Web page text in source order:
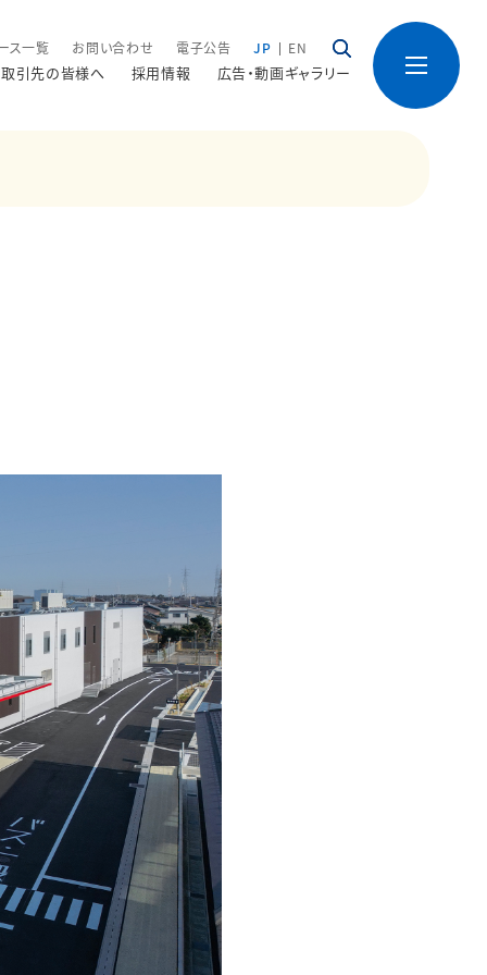
ス一覧 お問い合わせ 電子公告 JP EN
取引先の皆様へ 採用情報 広告・動画ギャラリー